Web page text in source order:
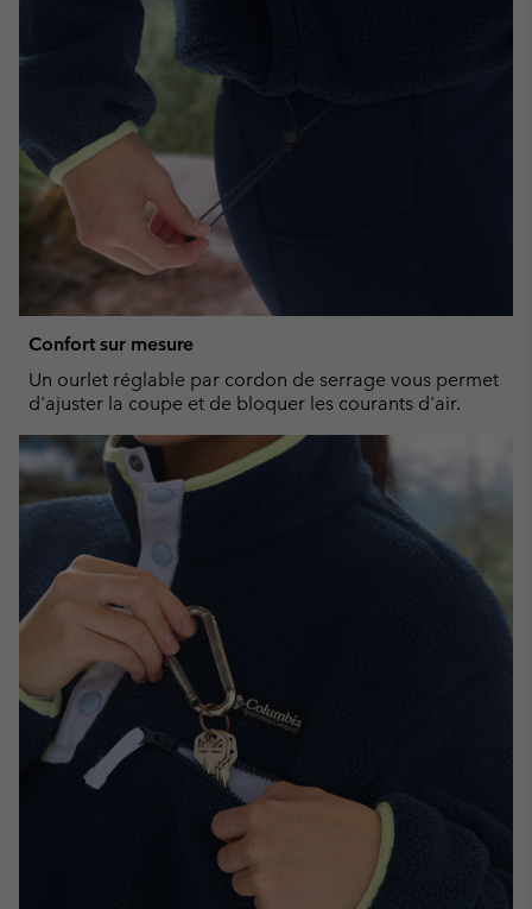
Confort sur mesure
Un ourlet réglable par cordon de serrage vous permet
d'ajuster la coupe et de bloquer les courants d'air.